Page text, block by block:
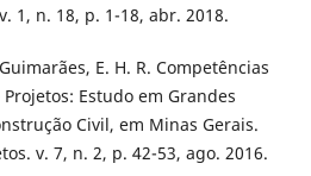
1, n. 18, p. 1-18, abr. 2018.
E. H. R. Competências
Estudo em Grandes
Civil, em Minas Gerais.
v. 7, n. 2, p. 42-53, ago. 2016.